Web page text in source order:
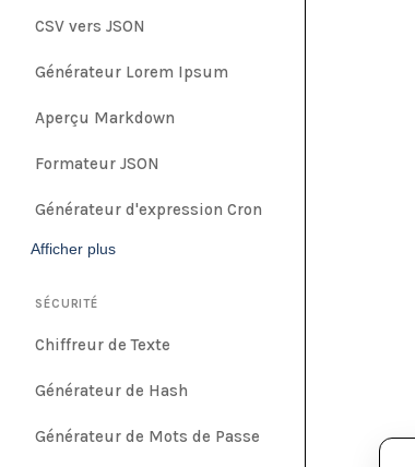
CSV vers JSON
Générateur Lorem Ipsum
Aperçu Markdown
Formateur JSON
Générateur d'expression Cron
Afficher plus
SÉCURITÉ
Chiffreur de Texte
Générateur de Hash
Générateur de Mots de Passe